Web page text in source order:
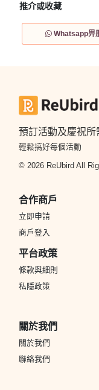
推介或收藏
Whatsapp畀
預訂活動及慶祝所
輕鬆搞好每個活動
© 2026 ReUbird All
合作商戶
立即申請
商戶登入
平台政策
條款與細則
私隱政策
關於我們
關於我們
聯絡我們